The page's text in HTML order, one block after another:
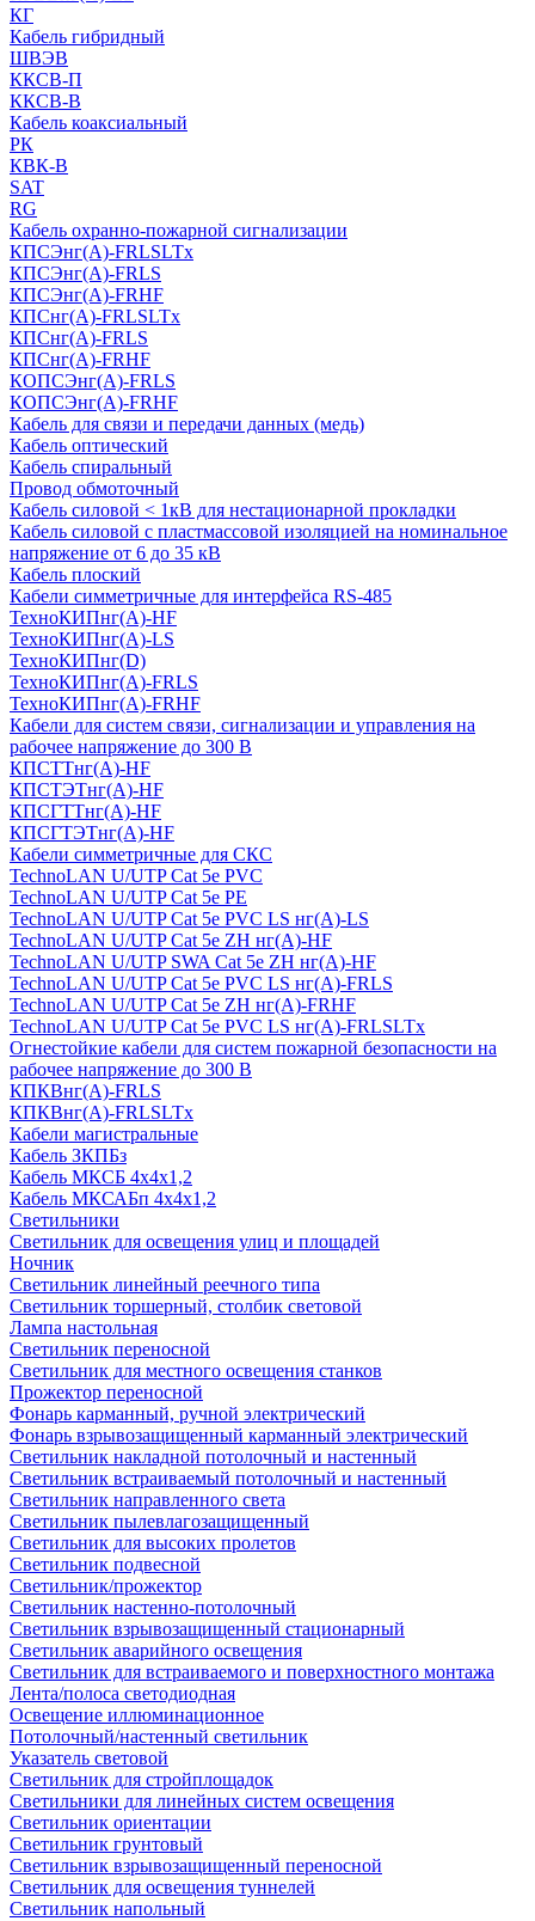
КГ
Кабель гибридный
ШВЭВ
ККСВ-П
ККСВ-В
Кабель коаксиальный
РК
КВК-В
SAT
RG
Кабель охранно-пожарной сигнализации
КПСЭнг(А)-FRLSLTx
КПСЭнг(А)-FRLS
КПСЭнг(А)-FRHF
КПСнг(А)-FRLSLTx
КПСнг(А)-FRLS
КПСнг(А)-FRHF
КОПСЭнг(А)-FRLS
КОПСЭнг(А)-FRHF
Кабель для связи и передачи данных (медь)
Кабель оптический
Кабель спиральный
Провод обмоточный
Кабель силовой < 1кВ для нестационарной прокладки
Кабель силовой с пластмассовой изоляцией на номинальное
напряжение от 6 до 35 кВ
Кабель плоский
Кабели симметричные для интерфейса RS-485
ТеxноКИПнг(A)-HF
ТеxноКИПнг(A)-LS
ТеxноКИПнг(D)
ТехноКИПнг(A)-FRLS
ТехноКИПнг(A)-FRHF
Кабели для систем связи, сигнализации и управления на
рабочее напряжение до 300 В
КПСТТнг(A)-HF
КПСТЭТнг(A)-HF
КПСГТТнг(A)-HF
КПСГТЭТнг(A)-HF
Кабели симметричные для СКС
TechnoLAN U/UTP Cat 5e PVC
TechnoLAN U/UTP Cat 5e PE
TechnoLAN U/UTP Cat 5e PVC LS нг(A)-LS
TechnoLAN U/UTP Cat 5e ZH нг(A)-HF
TechnoLAN U/UTP SWA Cat 5e ZH нг(A)-HF
TechnoLAN U/UTP Cat 5e PVC LS нг(A)-FRLS
TechnoLAN U/UTP Cat 5e ZH нг(A)-FRHF
TechnoLAN U/UTP Cat 5e PVC LS нг(A)-FRLSLTx
Огнестойкие кабели для систем пожарной безопасности на
рабочее напряжение до 300 В
КПКВнг(A)-FRLS
КПКВнг(A)-FRLSLTx
Кабели магистральные
Кабель ЗКПБз
Кабель МКСБ 4х4х1,2
Кабель МКСАБп 4х4х1,2
Светильники
Светильник для освещения улиц и площадей
Ночник
Светильник линейный реечного типа
Светильник торшерный, столбик световой
Лампа настольная
Светильник переносной
Светильник для местного освещения станков
Прожектор переносной
Фонарь карманный, ручной электрический
Фонарь взрывозащищенный карманный электрический
Светильник накладной потолочный и настенный
Светильник встраиваемый потолочный и настенный
Светильник направленного света
Светильник пылевлагозащищенный
Светильник для высоких пролетов
Светильник подвесной
Светильник/прожектор
Светильник настенно-потолочный
Светильник взрывозащищенный стационарный
Светильник аварийного освещения
Светильник для встраиваемого и поверхностного монтажа
Лента/полоса светодиодная
Освещение иллюминационное
Потолочный/настенный светильник
Указатель световой
Светильник для стройплощадок
Светильники для линейных систем освещения
Светильник ориентации
Светильник грунтовый
Светильник взрывозащищенный переносной
Светильник для освещения туннелей
Светильник напольный